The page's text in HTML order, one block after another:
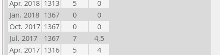
Apr. 2018 1313 5
0
Jan. 2018 1367 0
0
Oct. 2017 1367 0
0
Jul. 2017
1367 7
4,5
Apr. 2017 1316 5
4